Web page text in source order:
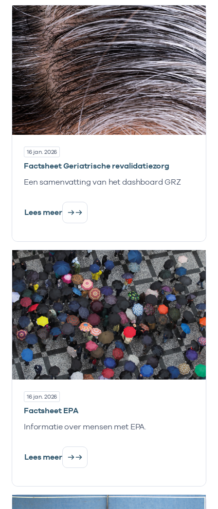
16 jan. 2026
Factsheet Geriatrische revalidatiezorg
Een samenvatting van het dashboard GRZ
Lees meer
16 jan. 2026
Factsheet EPA
Informatie over mensen met EPA.
Lees meer